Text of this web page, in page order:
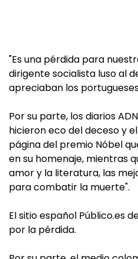
"Es una pérdida para
dirigente socialista luso al
apreciaban los
Por su parte, los diarios
hicieron eco del deceso y
página del premio Nóbel
en su homenaje, mientras
amor y la literatura, las
para combatir la muerte".
El sitio español Público.es
por la pérdida.